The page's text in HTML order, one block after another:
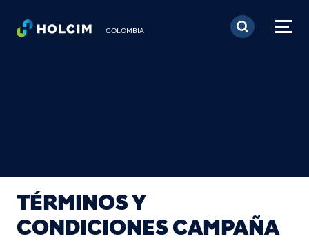
Pasar al contenido
COLOMBIA
TÉRMINOS Y
CONDICIONES CAMPAÑA